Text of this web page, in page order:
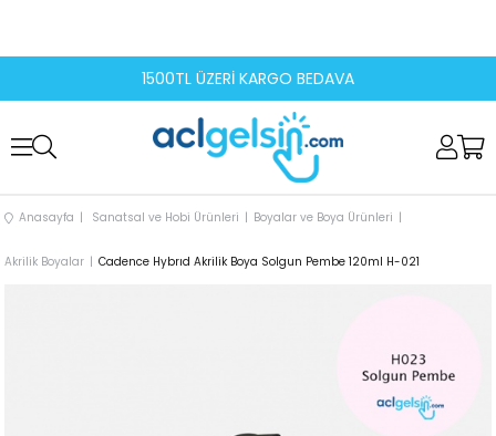
1500TL ÜZERİ KARGO BEDAVA
Anasayfa Sanatsal ve Hobi Ürünleri Boyalar ve Boya Ürünleri
Akrilik Boyalar Cadence Hybrıd Akrilik Boya Solgun Pembe 120ml H-021